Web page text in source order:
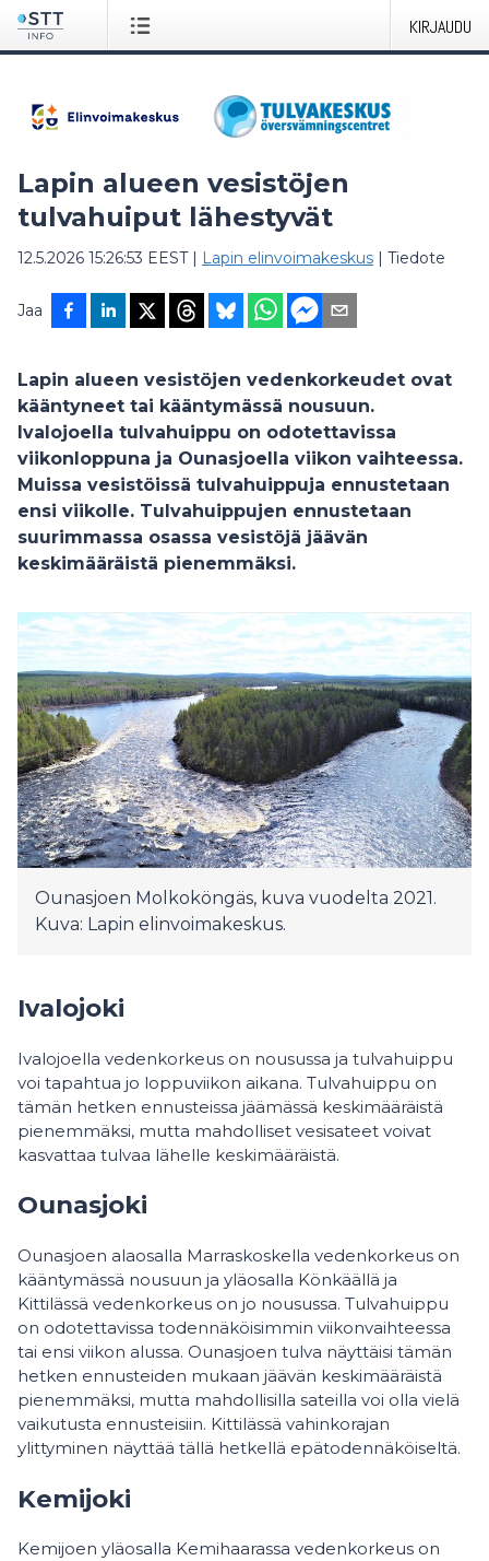
KIRJAUDU
Lapin alueen vesistöjen
tulvahuiput lähestyvät
12.5.2026 15:26:53 EEST| Lapin elinvoimakeskus | Tiedote
Jaa
Lapin alueen vesistöjen vedenkorkeudet ovat
kääntyneet tai kääntymässä nousuun.
Ivalojoella tulvahuippu on odotettavissa
viikonloppuna ja Ounasjoella viikon vaihteessa.
Muissa vesistöissä tulvahuippuja ennustetaan
ensi viikolle. Tulvahuippujen ennustetaan
suurimmassa osassa vesistöjä jäävän
keskimääräistä pienemmäksi.
Ounasjoen Molkoköngäs, kuva vuodelta 2021.
Kuva: Lapin elinvoimakeskus.
Ivalojoki
Ivalojoella vedenkorkeus on nousussa ja tulvahuippu
voi tapahtua jo loppuviikon aikana. Tulvahuippu on
tämän hetken ennusteissa jäämässä keskimääräistä
pienemmäksi, mutta mahdolliset vesisateet voivat
kasvattaa tulvaa lähelle keskimääräistä.
Ounasjoki
Ounasjoen alaosalla Marraskoskella vedenkorkeus on
kääntymässä nousuun ja yläosalla Könkäällä ja
Kittilässä vedenkorkeus on jo nousussa. Tulvahuippu
on odotettavissa todennäköisimmin viikonvaihteessa
tai ensi viikon alussa. Ounasjoen tulva näyttäisi tämän
hetken ennusteiden mukaan jäävän keskimääräistä
pienemmäksi, mutta mahdollisilla sateilla voi olla vielä
vaikutusta ennusteisiin. Kittilässä vahinkorajan
ylittyminen näyttää tällä hetkellä epätodennäköiseltä.
Kemijoki
Kemijoen yläosalla Kemihaarassa vedenkorkeus on